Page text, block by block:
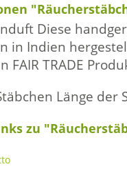
Diese
in Indien
FAIR TRADE
Länge
zu